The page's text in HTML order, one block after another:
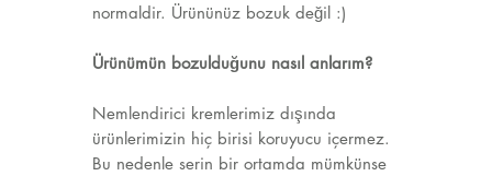
normaldir. Ürününüz bozuk değil :)
Ürünümün bozulduğunu nasıl anlarım?
Nemlendirici kremlerimiz dışında
ürünlerimizin hiç birisi koruyucu içermez.
Bu nedenle serin bir ortamda mümkünse